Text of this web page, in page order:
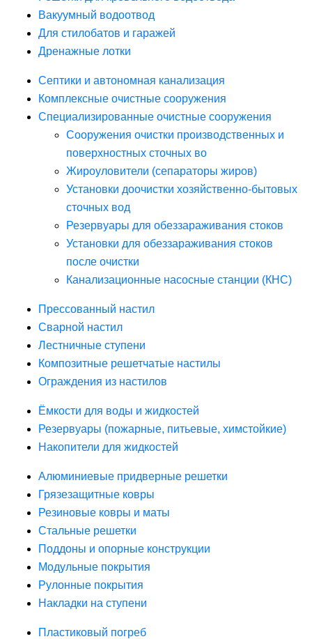
Вакуумный водоотвод
Для стилобатов и гаражей
Дренажные лотки
Септики и автономная канализация
Комплексные очистные сооружения
Специализированные очистные сооружения
Сооружения очистки производственных и
поверхностных сточных во
Жироуловители (сепараторы жиров)
Установки доочистки хозяйственно-бытовых
сточных вод
Резервуары для обеззараживания стоков
Установки для обеззараживания стоков
после очистки
Канализационные насосные станции (КНС)
Прессованный настил
Сварной настил
Лестничные ступени
Композитные решетчатые настилы
Ограждения из настилов
Ёмкости для воды и жидкостей
Резервуары (пожарные, питьевые, химстойкие)
Накопители для жидкостей
Алюминиевые придверные решетки
Грязезащитные ковры
Резиновые ковры и маты
Стальные решетки
Поддоны и опорные конструкции
Модульные покрытия
Рулонные покрытия
Накладки на ступени
Пластиковый погреб